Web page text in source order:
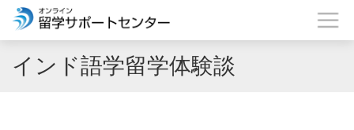
インド語学留学体験談